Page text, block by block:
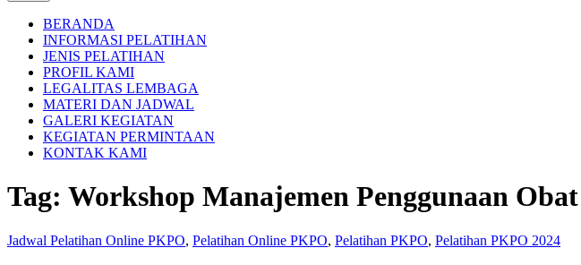
BERANDA
INFORMASI PELATIHAN
JENIS PELATIHAN
PROFIL KAMI
LEGALITAS LEMBAGA
MATERI DAN JADWAL
GALERI KEGIATAN
KEGIATAN PERMINTAAN
KONTAK KAMI
Tag: Workshop Manajemen Penggunaan Obat
Jadwal Pelatihan Online PKPO, Pelatihan Online PKPO, Pelatihan PKPO, Pelatihan PKPO 2024